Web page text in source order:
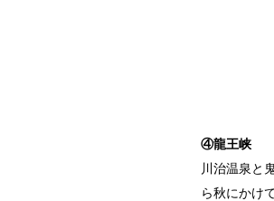
④龍王峡
川治温泉と
ら秋にかけ